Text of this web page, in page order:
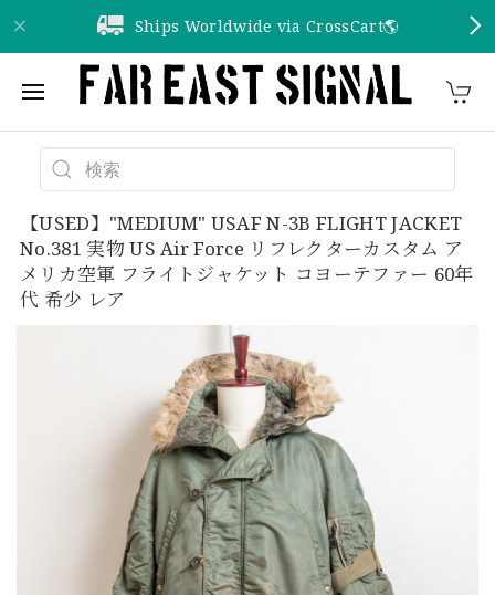
Ships Worldwide via CrossCart🌎️
【USED】"MEDIUM" USAF N-3B FLIGHT JACKET
No.381 実物 US Air Force リフレクターカスタム ア
メリカ空軍 フライトジャケット コヨーテファー 60年
代 希少 レア